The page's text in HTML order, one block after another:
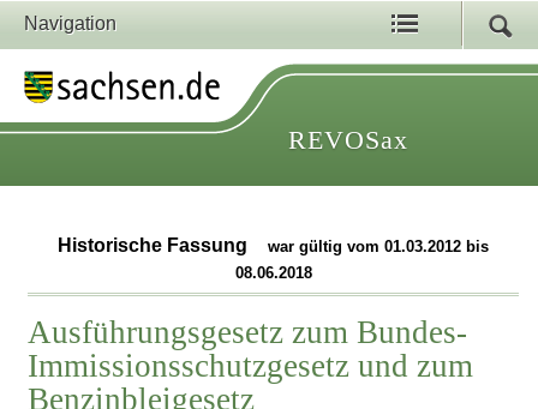
Navigation
REVOSax
Historische Fassung
war gültig vom 01.03.2012 bis
08.06.2018
Ausführungsgesetz zum Bundes-
Immissionsschutzgesetz und zum
Benzinbleigesetz